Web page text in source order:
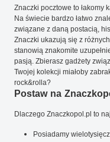
Znaczki pocztowe to łakomy
Na świecie bardzo łatwo
związane z daną postacią,
Znaczki ukazują się z
stanowią znakomite
pasją. Zbierasz gadżety
Twojej kolekcji miałoby
rock&rolla?
Postaw na
Dlaczego Znaczkopol.pl to
Posiadamy